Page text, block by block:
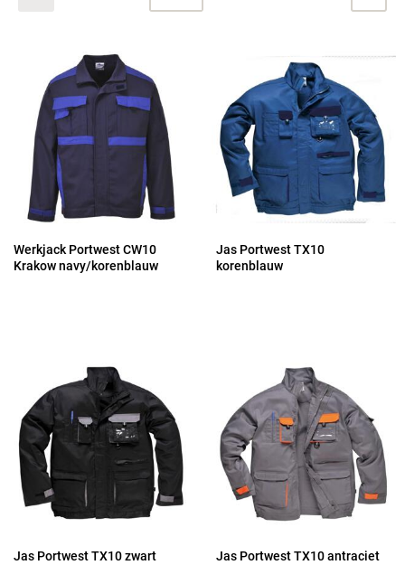
Werkjack Portwest CW10
Krakow navy/korenblauw
Jas Portwest TX10
korenblauw
Jas Portwest TX10 zwart Jas Portwest TX10 antraciet